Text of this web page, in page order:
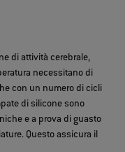
di attività cerebrale,
necessitano di
con un numero di cicli
di silicone sono
e a prova di guasto
Questo assicura il